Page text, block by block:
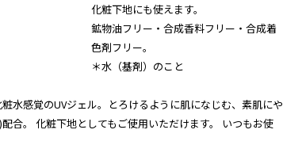
化粧下地にも使えます。
鉱物油フリー・合成香料フリー・合成着
色剤フリー。
＊水（基剤）のこと
水感覚のUVジェル。とろけるように肌になじむ、素肌にや
合。 化粧下地としてもご使用いただけます。 いつもお使